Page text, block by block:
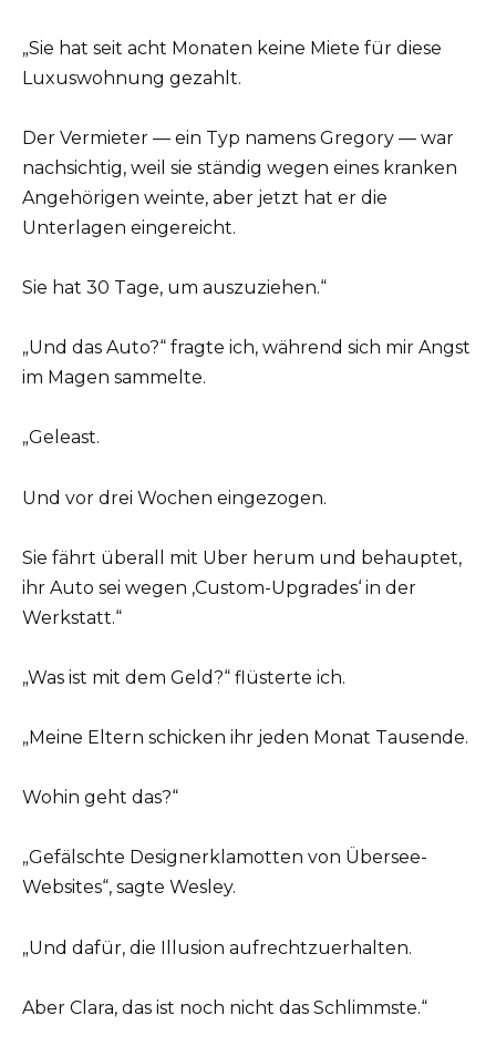
„Sie hat seit acht Monaten keine Miete für diese
Luxuswohnung gezahlt.
Der Vermieter — ein Typ namens Gregory — war
nachsichtig, weil sie ständig wegen eines kranken
Angehörigen weinte, aber jetzt hat er die
Unterlagen eingereicht.
Sie hat 30 Tage, um auszuziehen.“
„Und das Auto?“ fragte ich, während sich mir Angst
im Magen sammelte.
„Geleast.
Und vor drei Wochen eingezogen.
Sie fährt überall mit Uber herum und behauptet,
ihr Auto sei wegen ‚Custom-Upgrades‘ in der
Werkstatt.“
„Was ist mit dem Geld?“ flüsterte ich.
„Meine Eltern schicken ihr jeden Monat Tausende.
Wohin geht das?“
„Gefälschte Designerklamotten von Übersee-
Websites“, sagte Wesley.
„Und dafür, die Illusion aufrechtzuerhalten.
Aber Clara, das ist noch nicht das Schlimmste.“